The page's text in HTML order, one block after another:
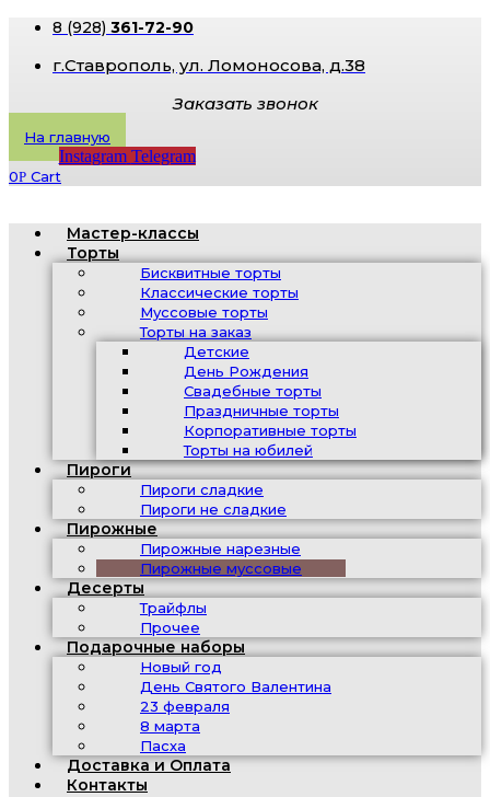
8 (928) 361-72-90
г.Ставрополь, ​ул. Ломоносова, д.38
Заказать звонок
На главную
Instagram Telegram
0Р Cart
Мастер-классы
Торты
Бисквитные торты
Классические торты
Муссовые торты
Торты на заказ
Детские
День Рождения
Свадебные торты
Праздничные торты
Корпоративные торты
Торты на юбилей
Пироги
Пироги сладкие
Пироги не сладкие
Пирожные
Пирожные нарезные
Пирожные муссовые
Десерты
Трайфлы
Прочее
Подарочные наборы
Новый год
День Святого Валентина
23 февраля
8 марта
Пасха
Доставка и Оплата
Контакты